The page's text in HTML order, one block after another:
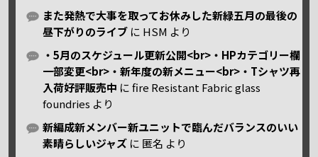
また発熱で大事を取ってお休みした新緑五月の最後の
昼下がりのライブ に HSM より
・5月のスケジュール更新公開<br>・HPカテゴリー欄
一部変更<br>・新年度の新メニュー<br>・Tシャツ再
入荷好評販売中 にfire Resistant Fabric glass
foundries より
新編成新メンバー新ユニットで臨んだバランスのいい
素晴らしいジャズ に 匿名 より